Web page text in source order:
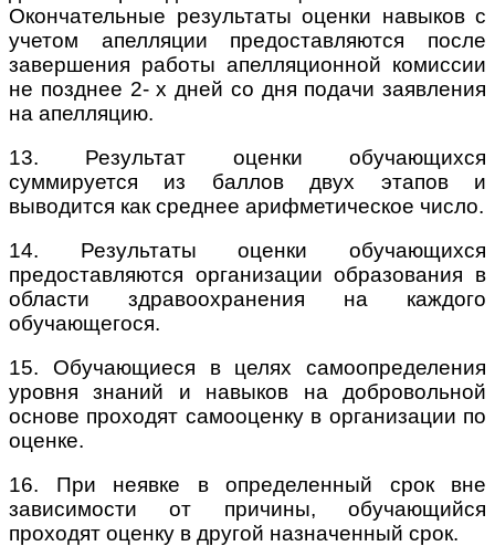
Окончательные результаты оценки навыков с
учетом апелляции предоставляются после
завершения работы апелляционной комиссии
не позднее 2- х дней со дня подачи заявления
на апелляцию.
13. Результат оценки обучающихся
суммируется из баллов двух этапов и
выводится как среднее арифметическое число.
14. Результаты оценки обучающихся
предоставляются организации образования в
области здравоохранения на каждого
обучающегося.
15. Обучающиеся в целях самоопределения
уровня знаний и навыков на добровольной
основе проходят самооценку в организации по
оценке.
16. При неявке в определенный срок вне
зависимости от причины, обучающийся
проходят оценку в другой назначенный срок.